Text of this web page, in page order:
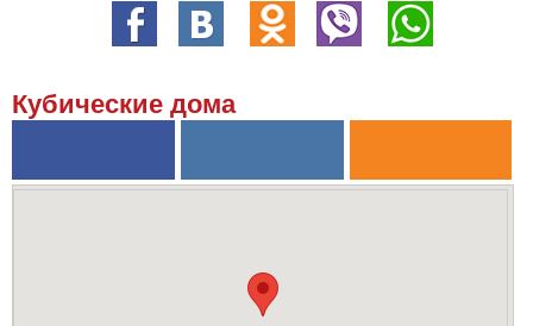
Кубические дома